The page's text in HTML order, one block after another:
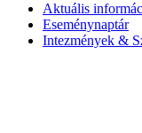
Aktuális
Eseménynaptár
Intezmények &